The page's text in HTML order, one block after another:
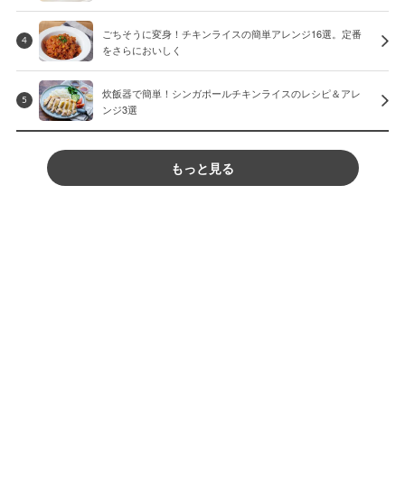
4
ごちそうに変身！チキンライスの簡単アレンジ16選。定番
をさらにおいしく
5
炊飯器で簡単！シンガポールチキンライスのレシピ＆アレ
ンジ3選
もっと見る